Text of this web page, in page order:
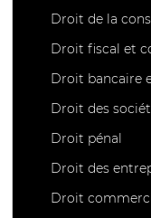
Droit de la
Droit fiscal et
Droit bancaire
Droit des
Droit pénal
Droit des
Droit